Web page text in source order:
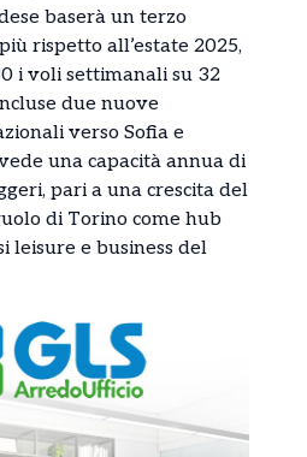
baserà un terzo
rispetto all’estate 2025,
i voli settimanali su 32
due nuove
verso Sofia e
una capacità annua di
pari a una crescita del
di Torino come hub
leisure e business del